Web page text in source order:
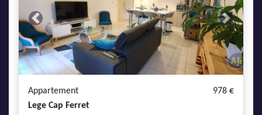
AJP Recrute
AJP Actualités
Service Qualité Clients
Previous Next
Appartement
978 €
Lege Cap Ferret